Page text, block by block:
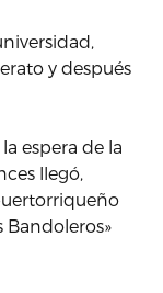
y después
espera de la
llegó,
Bandoleros»